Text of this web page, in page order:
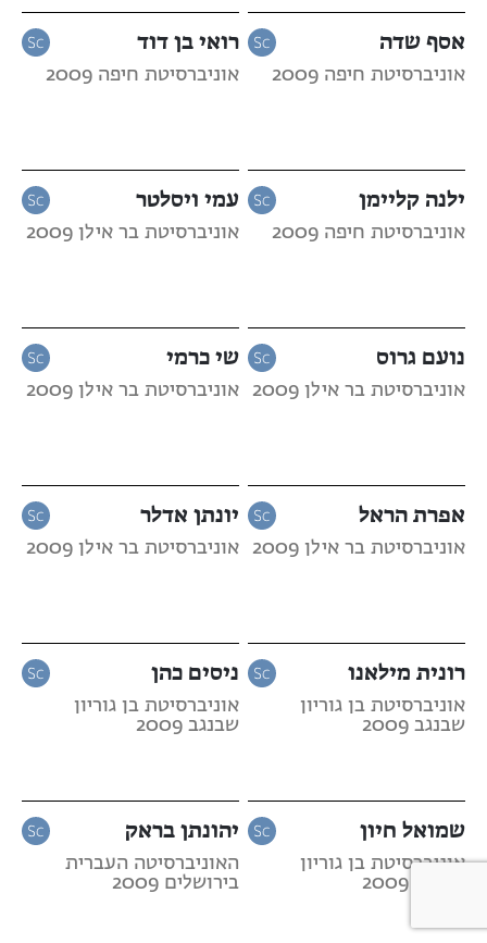
אסף שדה
אוניברסיטת חיפה 2009
רואי בן דוד
אוניברסיטת חיפה 2009
ילנה קליימן
אוניברסיטת חיפה 2009
עמי ויסלטר
אוניברסיטת בר אילן 2009
נועם גרוס
אוניברסיטת בר אילן 2009
שי כרמי
אוניברסיטת בר אילן 2009
אפרת הראל
אוניברסיטת בר אילן 2009
יונתן אדלר
אוניברסיטת בר אילן 2009
רונית מילאנו
אוניברסיטת בן גוריון
שבנגב 2009
ניסים כהן
אוניברסיטת בן גוריון
שבנגב 2009
שמואל חיון
אוניברסיטת בן גוריון
יהונתן בראק
האוניברסיטה העברית
בירושלים 2009